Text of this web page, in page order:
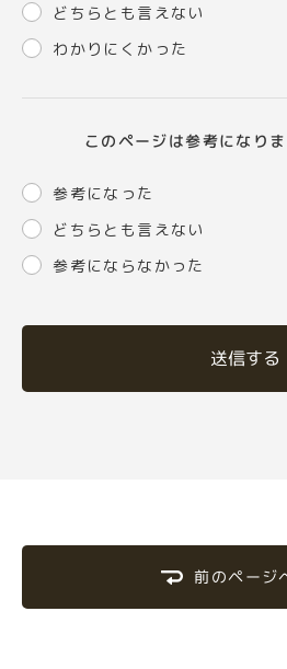
どちらとも言えない
わかりにくかった
このページは参考になり
参考になった
どちらとも言えない
参考にならなかった
送信する
前のページ